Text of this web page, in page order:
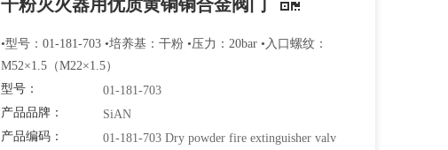
干粉灭火器用优质黄铜铜合金阀门
•型号：01-181-703 •培养基：干粉 •压力：20bar •入口螺纹：
M52×1.5（M22×1.5）
型号：
01-181-703
产品品牌：
SiAN
产品编码：
01-181-703 Dry powder fire extinguisher valv